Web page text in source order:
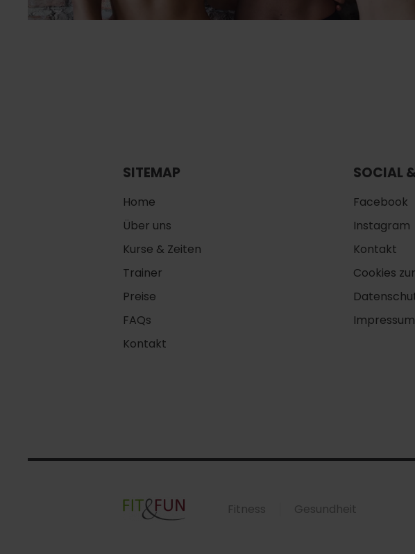
SITEMAP
Home
Über uns
Kurse & Zeiten
Trainer
Preise
FAQs
Kontakt
SOCIAL
Facebook
Instagram
Kontakt
Cookies
Impressum
Fitness Gesundheit